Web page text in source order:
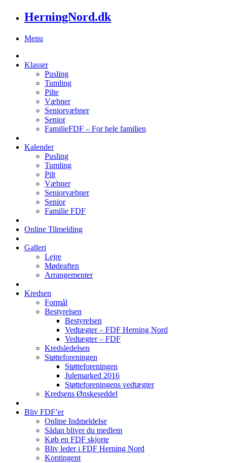
HerningNord.dk
Menu
Klasser
Pusling
Tumling
Pilte
Væbner
Seniorvæbner
Senior
FamilieFDF – For hele familien
Kalender
Pusling
Tumling
Pilt
Væbner
Seniorvæbner
Senior
Familie FDF
Online Tilmelding
Galleri
Lejre
Mødeaften
Arrangementer
Kredsen
Formål
Bestyrelsen
Bestyrelsen
Vedtægter – FDF Herning Nord
Vedtægter – FDF
Kredsledelsen
Støtteforeningen
Støtteforeningen
Julemarked 2016
Støtteforeningens vedtægter
Kredsens Ønskeseddel
Bliv FDF’er
Online Indmeldelse
Sådan bliver du medlem
Køb en FDF skjorte
Bliv leder i FDF Herning Nord
Kontingent